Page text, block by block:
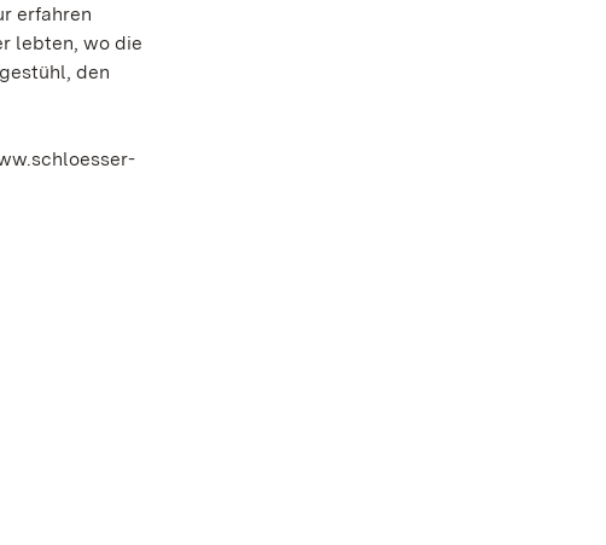
erfahren
lebten, wo die
den